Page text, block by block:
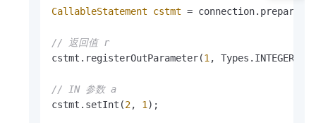
CallableStatement cstmt =
// 返回值 r
cstmt.registerOutParameter(1 , Types.INTEGER);
// IN 参数 a
cstmt.setInt(2, 1 );